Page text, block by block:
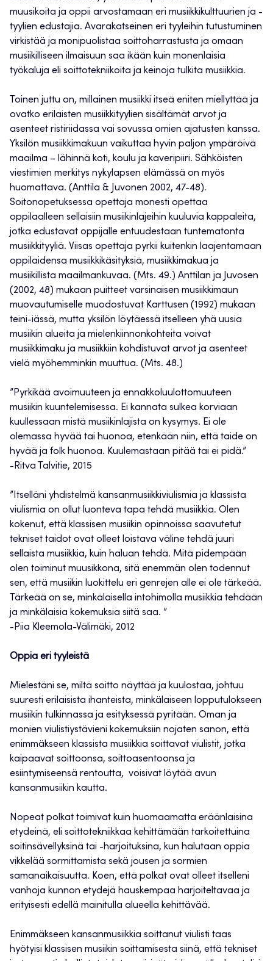
muusikoita ja oppii arvostamaan eri musiikkikulttuurien ja -
tyylien edustajia. Avarakatseinen eri tyyleihin tutustuminen
virkistää ja monipuolistaa soittoharrastusta ja omaan
musiikilliseen ilmaisuun saa ikään kuin monenlaisia
työkaluja eli soittotekniikoita ja keinoja tulkita musiikkia.
Toinen juttu on, millainen musiikki itseä eniten miellyttää ja
ovatko erilaisten musiikkityylien sisältämät arvot ja
asenteet ristiriidassa vai sovussa omien ajatusten kanssa.
Yksilön musiikkimakuun vaikuttaa hyvin paljon ympäröivä
maailma – lähinnä koti, koulu ja kaveripiiri. Sähköisten
viestimien merkitys nykylapsen elämässä on myös
huomattava. (Anttila & Juvonen 2002, 47-48).
Soitonopetuksessa opettaja monesti opettaa
oppilaalleen sellaisiin musiikinlajeihin kuuluvia kappaleita,
jotka edustavat oppijalle entuudestaan tuntematonta
musiikkityyliä. Viisas opettaja pyrkii kuitenkin laajentamaan
oppilaidensa musiikkikäsityksiä, musiikkimakua ja
musiikillista maailmankuvaa. (Mts. 49.) Anttilan ja Juvosen
(2002, 48) mukaan puitteet varsinaisen musiikkimaun
muovautumiselle muodostuvat Karttusen (1992) mukaan
teini-iässä, mutta yksilön löytäessä itselleen yhä uusia
musiikin alueita ja mielenkiinnonkohteita voivat
musiikkimaku ja musiikkiin kohdistuvat arvot ja asenteet
vielä myöhemminkin muuttua. (Mts. 48.)
”Pyrkikää avoimuuteen ja ennakkoluulottomuuteen
musiikin kuuntelemisessa. Ei kannata sulkea korviaan
kuullessaan mistä musiikinlajista on kysymys. Ei ole
olemassa hyvää tai huonoa, etenkään niin, että taide on
hyvää ja folk huonoa. Kuulemastaan pitää tai ei pidä.”
-Ritva Talvitie, 2015
”Itselläni yhdistelmä kansanmusiikkiviulismia ja klassista
viulismia on ollut luonteva tapa tehdä musiikkia. Olen
kokenut, että klassisen musiikin opinnoissa saavutetut
tekniset taidot ovat olleet loistava väline tehdä juuri
sellaista musiikkia, kuin haluan tehdä. Mitä pidempään
olen toiminut muusikkona, sitä enemmän olen todennut
sen, että musiikin luokittelu eri genrejen alle ei ole tärkeää.
Tärkeää on se, minkälaisella intohimolla musiikkia tehdään
ja minkälaisia kokemuksia siitä saa. ”
-Piia Kleemola-Välimäki, 2012
Oppia eri tyyleistä
Mielestäni se, miltä soitto näyttää ja kuulostaa, johtuu
suuresti erilaisista ihanteista, minkälaiseen lopputulokseen
musiikin tulkinnassa ja esityksessä pyritään. Oman ja
monien viulistiystävieni kokemuksiin nojaten sanon, että
enimmäkseen klassista musiikkia soittavat viulistit, jotka
kaipaavat soittoonsa, soittoasentoonsa ja
esiintymiseensä rentoutta, voisivat löytää avun
kansanmusiikin kautta.
Nopeat polkat toimivat kuin huomaamatta eräänlaisina
etydeinä, eli soittotekniikkaa kehittämään tarkoitettuina
soitinsävellyksinä tai -harjoituksina, kun halutaan oppia
vikkelää sormittamista sekä jousen ja sormien
samanaikaisuutta. Koen, että polkat ovat olleet itselleni
vanhoja kunnon etydejä hauskempaa harjoiteltavaa ja
erityisesti edellä mainitulla alueella kehittävää.
Enimmäkseen kansanmusiikkia soittanut viulisti taas
hyötyisi klassisen musiikin soittamisesta siinä, että tekniset